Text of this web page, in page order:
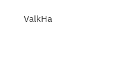
ValkHa